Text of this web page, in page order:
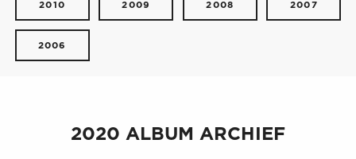
2010 2009 2008 2007
2006
2020 ALBUM ARCHIEF